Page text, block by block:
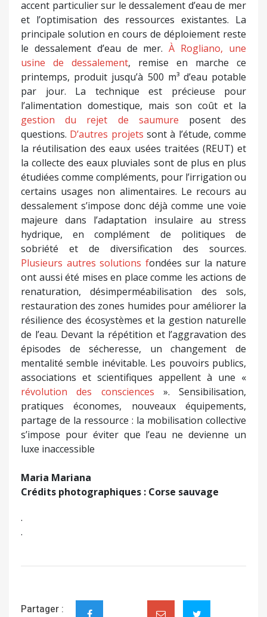
accent particulier sur le dessalement d’eau de mer
et l’optimisation des ressources existantes. La
principale solution en cours de déploiement reste
le dessalement d’eau de mer.À Rogliano, une
usine de dessalement, remise en marche ce
printemps, produit jusqu’à 500 m³ d’eau potable
par jour. La technique est précieuse pour
l’alimentation domestique, mais son coût et la
gestion du rejet de saumure posent des
questions. D’autres projets sont à l’étude, comme
la réutilisation des eaux usées traitées (REUT) et
la collecte des eaux pluviales sont de plus en plus
étudiées comme compléments, pour l’irrigation ou
certains usages non alimentaires. Le recours au
dessalement s’impose donc déjà comme une voie
majeure dans l’adaptation insulaire au stress
hydrique, en complément de politiques de
sobriété et de diversification des sources.
Plusieurs autres solutions fondées sur la nature
ont aussi été mises en place comme les actions de
renaturation, désimperméabilisation des sols,
restauration des zones humides pour améliorer la
résilience des écosystèmes et la gestion naturelle
de l’eau. Devant la répétition et l’aggravation des
épisodes de sécheresse, un changement de
mentalité semble inévitable. Les pouvoirs publics,
associations et scientifiques appellent à une «
révolution des consciences ». Sensibilisation,
pratiques économes, nouveaux équipements,
partage de la ressource : la mobilisation collective
s’impose pour éviter que l’eau ne devienne un
luxe inaccessible
Maria Mariana
Crédits photographiques : Corse sauvage
·
·
Partager :